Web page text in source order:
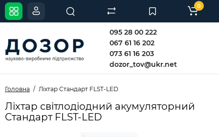
095 28 00 222
067 61 16 202
073 61 16 203
dozor_tov@ukr.net
0
Головна Ліхтар Стандарт FLST-LED
Ліхтар світлодіодний акумуляторний
Стандарт FLST-LED